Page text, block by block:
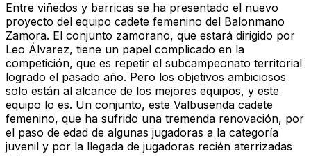
Entre viñedos y barricas se ha presentado el nuevo
proyecto del equipo cadete femenino del Balonmano
Zamora. El conjunto zamorano, que estará dirigido por
Leo Álvarez, tiene un papel complicado en la
competición, que es repetir el subcampeonato territorial
logrado el pasado año. Pero los objetivos ambiciosos
solo están al alcance de los mejores equipos, y este
equipo lo es. Un conjunto, este Valbusenda cadete
femenino, que ha sufrido una tremenda renovación, por
el paso de edad de algunas jugadoras a la categoría
juvenil y por la llegada de jugadoras recién aterrizadas